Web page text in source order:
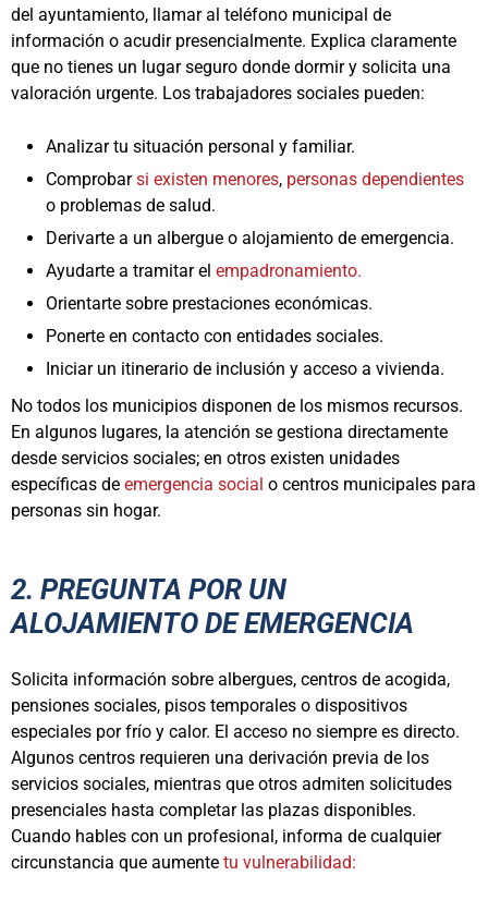
del ayuntamiento, llamar al teléfono municipal de
información o acudir presencialmente. Explica claramente
que no tienes un lugar seguro donde dormir y solicita una
valoración urgente. Los trabajadores sociales pueden:
Analizar tu situación personal y familiar.
Comprobarsi existen menores, personas dependientes
o problemas de salud.
Derivarte a un albergue o alojamiento de emergencia.
Ayudarte a tramitar el empadronamiento.
Orientarte sobre prestaciones económicas.
Ponerte en contacto con entidades sociales.
Iniciar un itinerario de inclusión y acceso a vivienda.
No todos los municipios disponen de los mismos recursos.
En algunos lugares, la atención se gestiona directamente
desde servicios sociales; en otros existen unidades
específicas de emergencia social o centros municipales para
personas sin hogar.
2. PREGUNTA POR UN
ALOJAMIENTO DE EMERGENCIA
Solicita información sobre albergues, centros de acogida,
pensiones sociales, pisos temporales o dispositivos
especiales por frío y calor. El acceso no siempre es directo.
Algunos centros requieren una derivación previa de los
servicios sociales, mientras que otros admiten solicitudes
presenciales hasta completar las plazas disponibles.
Cuando hables con un profesional, informa de cualquier
circunstancia que aumente tu vulnerabilidad: